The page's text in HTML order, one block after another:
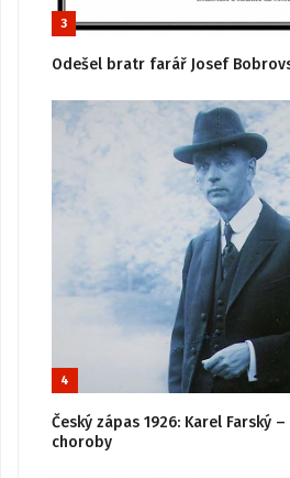
3
Odešel bratr farář Josef
4
Český zápas 1926: Karel Farský
choroby